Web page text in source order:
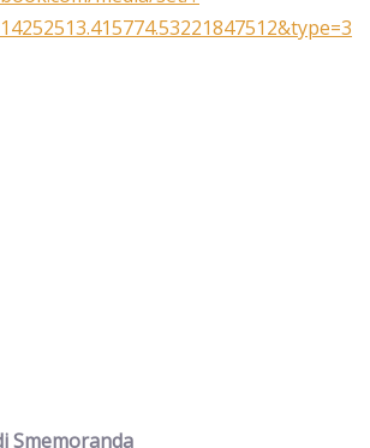
Smemoranda